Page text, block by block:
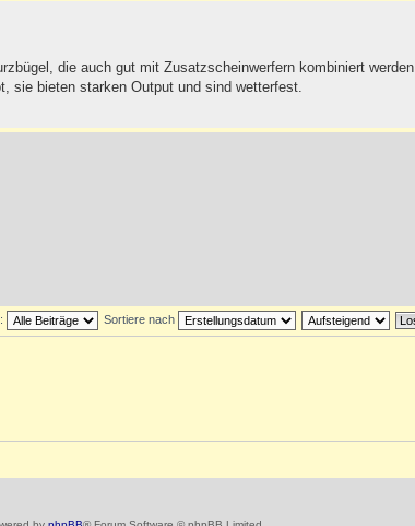
die auch gut mit Zusatzscheinwerfern kombiniert werden
sie bieten starken Output und sind wetterfest.
Sortiere nach